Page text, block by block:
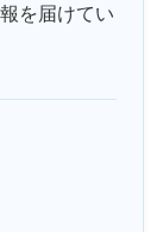
を届けてい